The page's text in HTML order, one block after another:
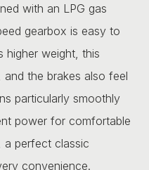
with an LPG gas
gearbox is easy to
higher weight, this
the brakes also feel
particularly smoothly
power for comfortable
a perfect classic
convenience.